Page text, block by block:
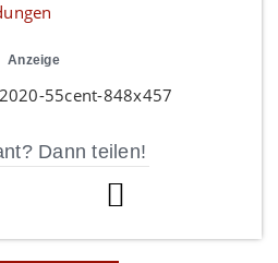
Anzeige
Dann teilen!